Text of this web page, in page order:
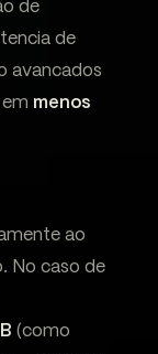
de
de
avancados
menos
ao
No caso de
(como